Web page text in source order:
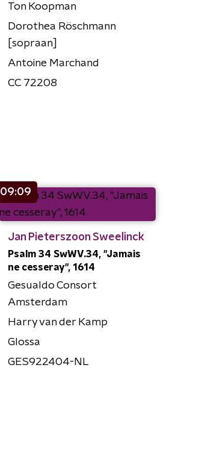
Ton Koopman
Dorothea Röschmann
[sopraan]
Antoine Marchand
CC 72208
09:09
Jan Pieterszoon Sweelinck
Psalm 34 SwWV.34, "Jamais
ne cesseray", 1614
Gesualdo Consort
Amsterdam
Harry van der Kamp
Glossa
GES922404-NL